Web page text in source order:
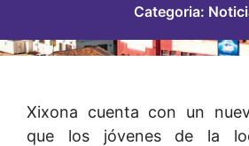
Categoria:
Xixona cuenta con un
que los jóvenes de la